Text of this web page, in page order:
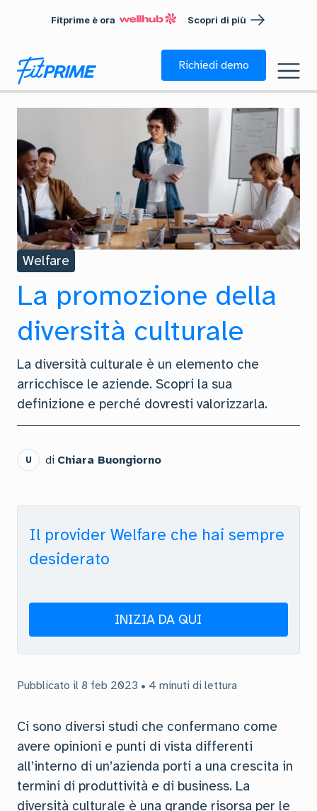
Fitprime è ora Scopri di più
Richiedi demo
Welfare
La promozione della
diversità culturale
La diversità culturale è un elemento che
arricchisce le aziende. Scopri la sua
definizione e perché dovresti valorizzarla.
U di Chiara Buongiorno
Il provider Welfare che hai sempre
desiderato
INIZIA DA QUI
Pubblicato il 8 feb 2023 • 4 minuti di lettura
Ci sono diversi studi che confermano come
avere opinioni e punti di vista differenti
all’interno di un’azienda porti a una crescita in
termini di produttività e di business. La
diversità culturale è una grande risorsa per le